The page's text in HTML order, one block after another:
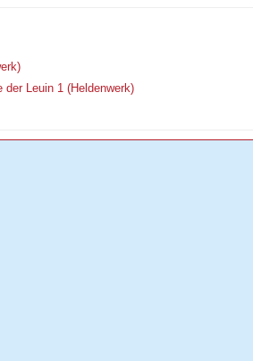
der Leuin 1 (Heldenwerk)